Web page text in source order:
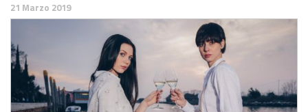
21 Marzo 2019